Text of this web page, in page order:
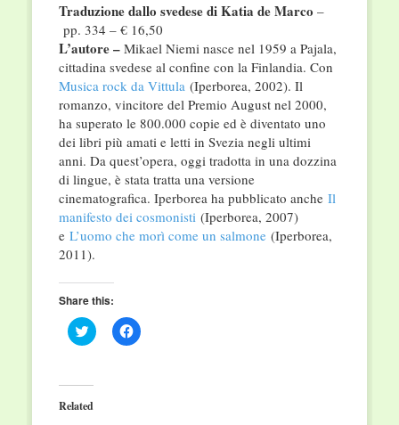
Traduzione dallo svedese di Katia de Marco –
pp. 334 – € 16,50
L’autore –Mikael Niemi nasce nel 1959 a Pajala,
cittadina svedese al confine con la Finlandia. Con
Musica rock da Vittula(Iperborea, 2002). Il
romanzo, vincitore del Premio August nel 2000,
ha superato le 800.000 copie ed è diventato uno
dei libri più amati e letti in Svezia negli ultimi
anni. Da quest’opera, oggi tradotta in una dozzina
di lingue, è stata tratta una versione
cinematografica. Iperborea ha pubblicato anche Il
manifesto dei cosmonisti(Iperborea, 2007)
e L’uomo che morì come un salmone(Iperborea,
2011).
Share this:
Click
to
(Opens
in
new
Click
to
Related